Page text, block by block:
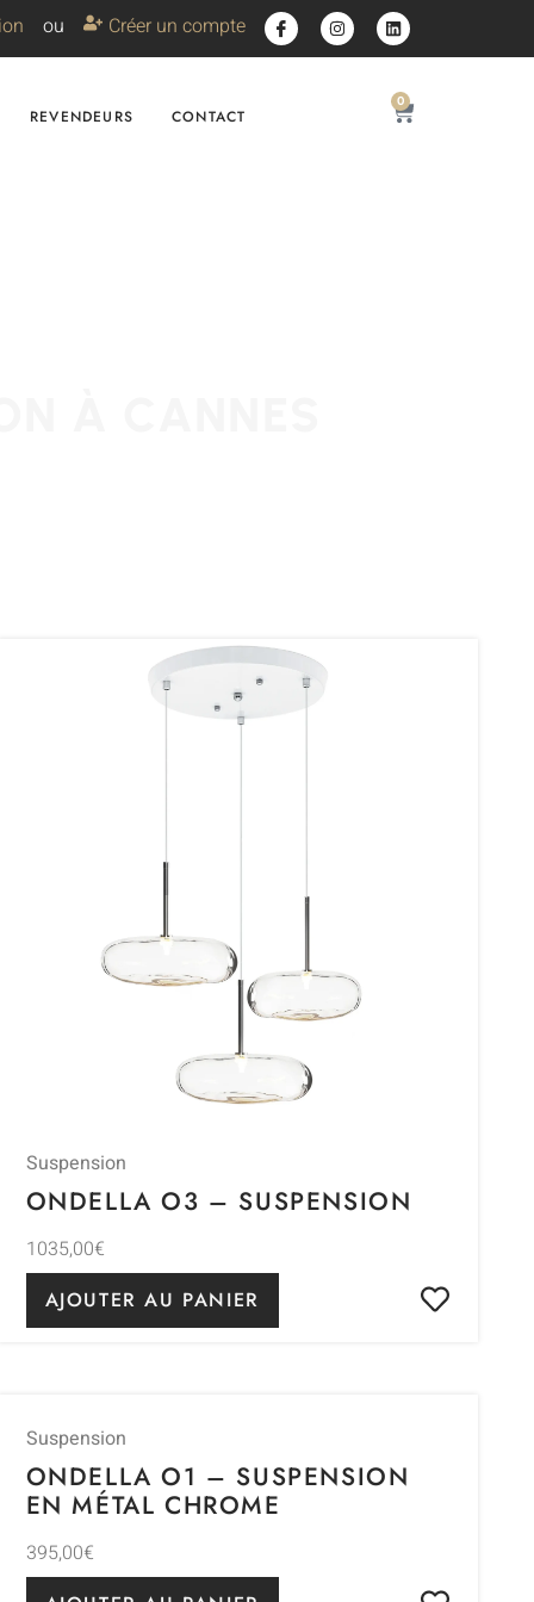
ou Créer un compte
REVENDEURS CONTACT
0
Suspension
ONDELLA O3 – SUSPENSION
1035,00€
AJOUTER AU PANIER
Suspension
ONDELLA O1 – SUSPENSION
EN MÉTAL CHROME
395,00€